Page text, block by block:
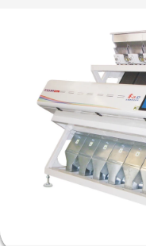
ДОМ
ПРОДУКТЫ